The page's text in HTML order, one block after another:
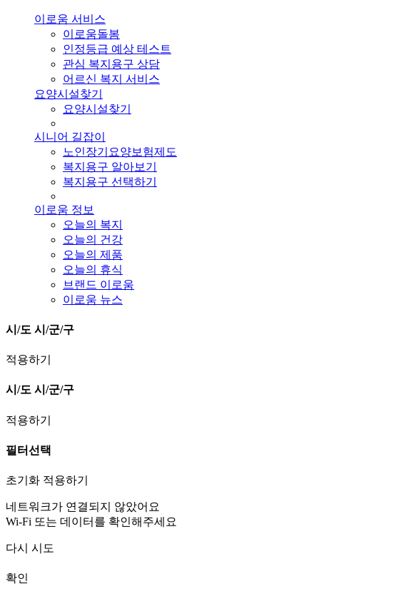
이로움 서비스
이로움돌봄
인정등급 예상 테스트
관심 복지용구 상담
어르신 복지 서비스
요양시설찾기
요양시설찾기
시니어 길잡이
노인장기요양보험제도
복지용구 알아보기
복지용구 선택하기
이로움 정보
오늘의 복지
오늘의 건강
오늘의 제품
오늘의 휴식
브랜드 이로움
이로움 뉴스
시/도 시/군/구
적용하기
시/도 시/군/구
적용하기
필터선택
초기화 적용하기
네트워크가 연결되지 않았어요
Wi-Fi 또는 데이터를 확인해주세요
다시 시도
확인